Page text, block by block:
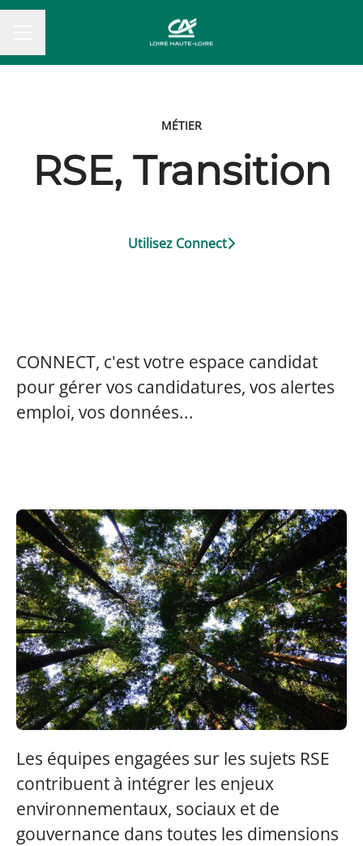
MÉTIER
RSE, Transition
Utilisez Connect
CONNECT, c'est votre espace candidat
pour gérer vos candidatures, vos alertes
emploi, vos données...
Les équipes engagées sur les sujets RSE
contribuent à intégrer les enjeux
environnementaux, sociaux et de
gouvernance dans toutes les dimensions